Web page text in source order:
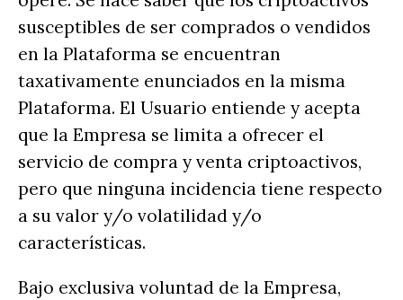
susceptibles de ser comprados o vendidos
en la Plataforma se encuentran
taxativamente enunciados en la misma
Plataforma. El Usuario entiende y acepta
que la Empresa se limita a ofrecer el
servicio de compra y venta criptoactivos,
pero que ninguna incidencia tiene respecto
a su valor y/o volatilidad y/o
características.
Bajo exclusiva voluntad de la Empresa,